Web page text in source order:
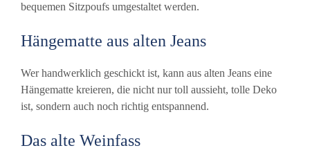
bequemen Sitzpoufs umgestaltet werden.
Hängematte aus alten Jeans
Wer handwerklich geschickt ist, kann aus alten Jeans eine
Hängematte kreieren, die nicht nur toll aussieht, tolle Deko
ist, sondern auch noch richtig entspannend.
Das alte Weinfass